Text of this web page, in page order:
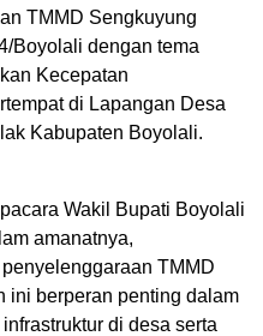
TMMD Sengkuyung
Boyolali dengan tema
Kecepatan
di Lapangan Desa
Kabupaten Boyolali.
Wakil Bupati Boyolali
amanatnya,
TMMD
ini berperan penting dalam
di desa serta